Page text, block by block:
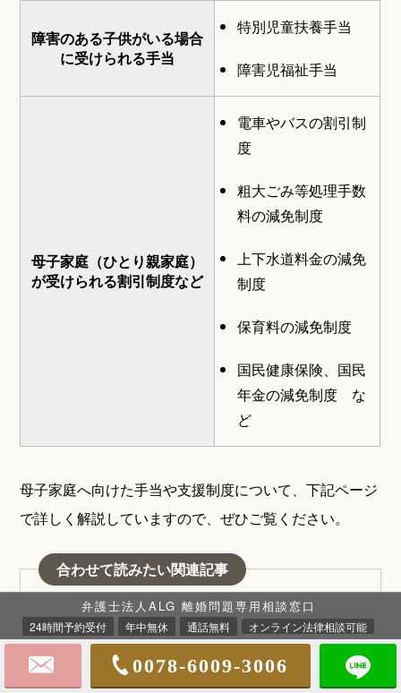
障害のある子供がいる場合
に受けられる手当
特別児童扶養手当
障害児福祉手当
母子家庭（ひとり親家庭）
が受けられる割引制度など
電車やバスの割引制
度
粗大ごみ等処理手数
料の減免制度
上下水道料金の減免
制度
保育料の減免制度
国民健康保険、国民
年金の減免制度 な
ど
母子家庭へ向けた手当や支援制度について、下記ページ
で詳しく解説していますので、ぜひご覧ください。
合わせて読みたい関連記事
母子家庭（ひとり親）が受けられる手当・支援制度
一覧
弁護士法人ALG 離婚問題専用相談窓口
24時間予約受付 年中無休 通話無料 オンライン法律相談可能
0078-6009-3006